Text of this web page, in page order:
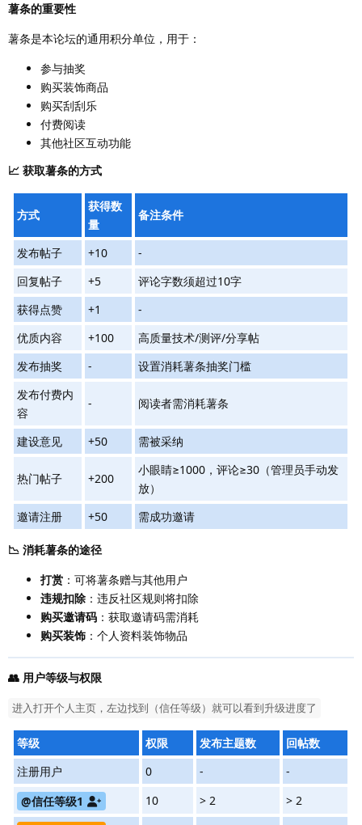
薯条的重要性
薯条是本论坛的通用积分单位，用于：
参与抽奖
购买装饰商品
购买刮刮乐
付费阅读
其他社区互动功能
📈 获取薯条的方式
方式
获得数
量
备注条件
发布帖子 +10
-
回复帖子
+5
评论字数须超过10字
获得点赞
+1
-
优质内容
+100
高质量技术/测评/分享帖
发布抽奖
-
设置消耗薯条抽奖门槛
发布付费内
容
- 阅读者需消耗薯条
建设意见 +50 需被采纳
热门帖子 +200
小眼睛≥1000，评论≥30（管理员手动发
放）
邀请注册
+50 需成功邀请
📉 消耗薯条的途径
打赏 ：可将薯条赠与其他用户
违规扣除 ：违反社区规则将扣除
购买邀请码 ：获取邀请码需消耗
购买装饰 ：个人资料装饰物品
👥 用户等级与权限
进入打开个人主页，左边找到（信任等级）就可以看到升级进度了
等级 权限 发布主题数
回帖数
注册用户
0 -
-
@信任等级1
10 > 2
> 2